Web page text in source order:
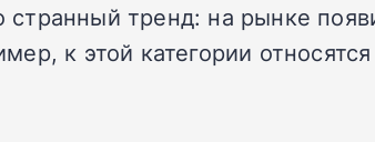
тренд: на рынке
к этой категории относятся